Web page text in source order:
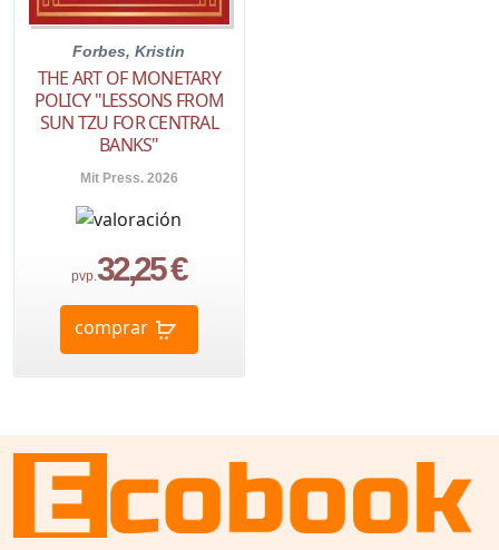
Forbes, Kristin
THE ART OF MONETARY
POLICY "LESSONS FROM
SUN TZU FOR CENTRAL
BANKS"
Mit Press. 2026
pvp.32,25 €
comprar